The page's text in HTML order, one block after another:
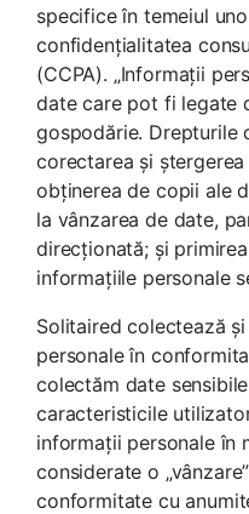
specifice în temeiul
confidențialitatea
(CCPA). „Informații
date care pot fi legate
gospodărie. Drepturile
corectarea și
obținerea de copii ale
la vânzarea de date,
direcționată; și
informațiile personale
Solitaired colectează
personale în
colectăm date
caracteristicile
informații personale în
considerate o
conformitate cu